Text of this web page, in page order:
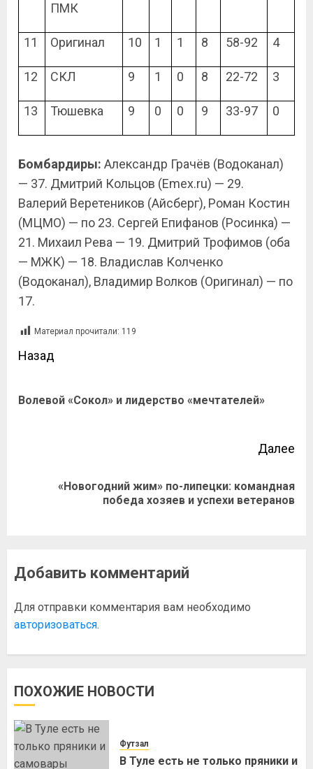
ПМК
11 Оригинал 10 1 1 8 58-92 4
12 СКЛ 9 1 0 8 22-72 3
13 Тюшевка 9 0 0 9 33-97 0
Бомбардиры: Александр Грачёв (Водоканал)
— 37. Дмитрий Кольцов (Emex.ru) — 29.
Валерий Веретеников (Айсберг), Роман Костин
(МЦМО) — по 23. Сергей Епифанов (Росинка) —
21. Михаил Рева — 19. Дмитрий Трофимов (оба
— МЖК) — 18. Владислав Колченко
(Водоканал), Владимир Волков (Оригинал) — по
17.
Материал прочитали: 119
Назад
Волевой «Сокол» и лидерство «мечтателей»
Далее
«Новогодний жим» по-липецки: командная
победа хозяев и успехи ветеранов
Добавить комментарий
Для отправки комментария вам необходимо
авторизоваться.
ПОХОЖИЕ НОВОСТИ
Футзал
В Туле есть не только пряники и